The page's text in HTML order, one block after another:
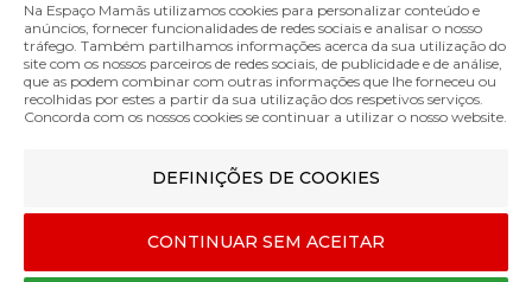
Copo de Aprendizagem com Palha Philips Avent 300ml
Cor
MÉTODOS DE ENVIO
MÉTODOS DE PAGAMENTO
Na Espaço Mamãs utilizamos cookies para personalizar conteúdo e
anúncios, fornecer funcionalidades de redes sociais e analisar o nosso
tráfego. Também partilhamos informações acerca da sua utilização do
site com os nossos parceiros de redes sociais, de publicidade e de análise,
que as podem combinar com outras informações que lhe forneceu ou
recolhidas por estes a partir da sua utilização dos respetivos serviços.
Concorda com os nossos cookies se continuar a utilizar o nosso website.
DEFINIÇÕES DE COOKIES
CONTINUAR SEM ACEITAR